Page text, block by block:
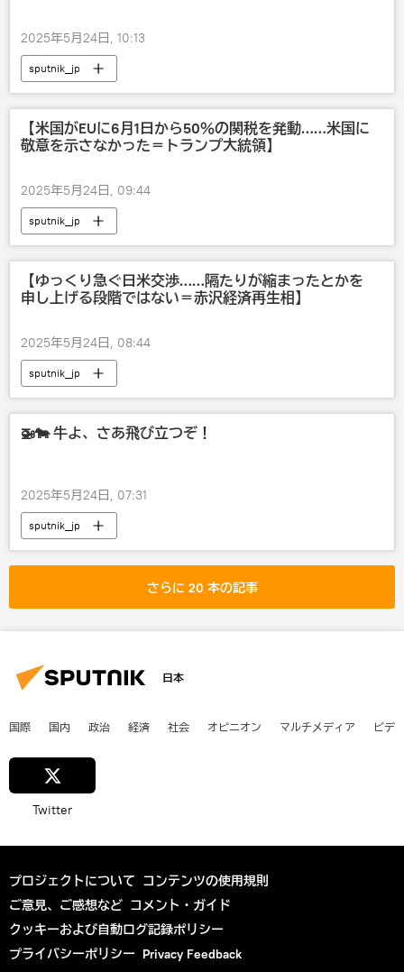
2025年5月24日, 10:13
sputnik_jp
【米国がEUに6月1日から50％の関税を発動……米国に
敬意を示さなかった＝トランプ大統領】
2025年5月24日, 09:44
sputnik_jp
【ゆっくり急ぐ日米交渉……隔たりが縮まったとかを
申し上げる段階ではない＝赤沢経済再生相】
2025年5月24日, 08:44
sputnik_jp
🚁🐄 牛よ、さあ飛び立つぞ！
2025年5月24日, 07:31
sputnik_jp
さらに 20 本の記事
日本
国際 国内 政治 経済 社会 オピニオン マルチメディア ビデ
Twitter
プロジェクトについて コンテンツの使用規則
ご意見、ご感想など コメント・ガイド
クッキーおよび自動ログ記録ポリシー
プライバシーポリシー Privacy Feedback